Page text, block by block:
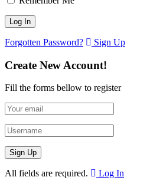
Forgotten Password? Sign Up
Create New Account!
Fill the forms bellow to register
All fields are required. Log In